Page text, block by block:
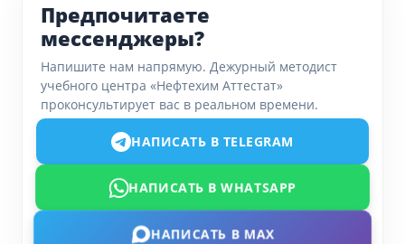
Предпочитаете
мессенджеры?
Напишите нам напрямую. Дежурный методист
учебного центра «Нефтехим Аттестат»
проконсультирует вас в реальном времени.
НАПИСАТЬ В TELEGRAM
НАПИСАТЬ В WHATSAPP
НАПИСАТЬ В MAX